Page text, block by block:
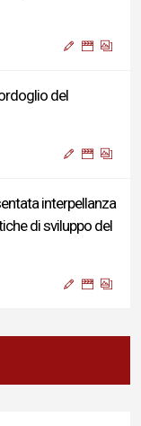
del
interpellanza
di sviluppo del
e vicinanza al